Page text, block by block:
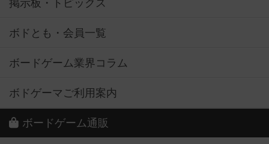
掲示板・トピックス
ボドとも・会員一覧
ボードゲーム業界コラム
ボドゲーマご利用案内
ボードゲーム通販